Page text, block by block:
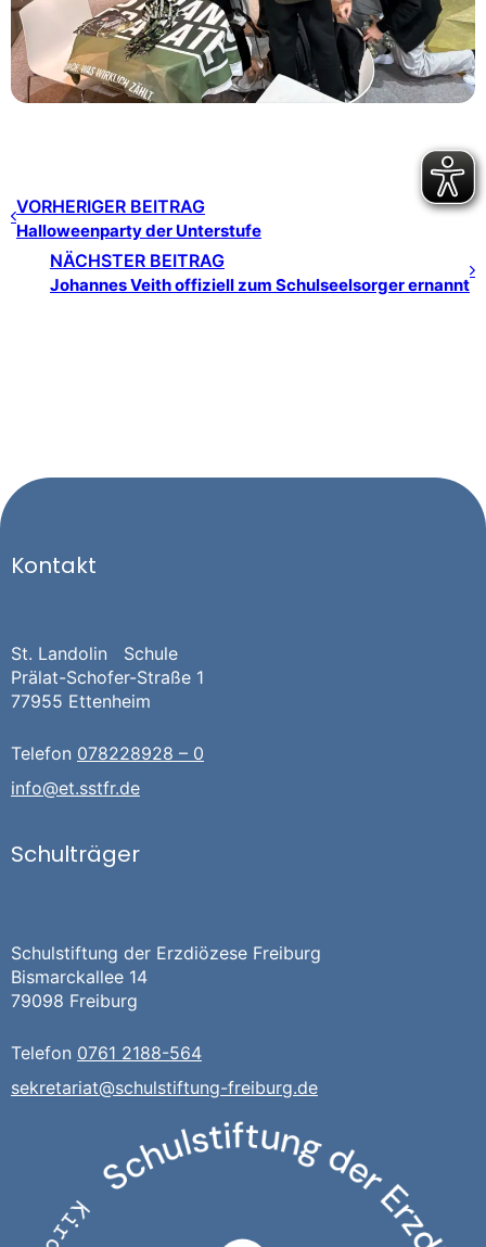
VORHERIGER BEITRAG
Halloweenparty der Unterstufe
NÄCHSTER BEITRAG
Johannes Veith offiziell zum Schulseelsorger ernannt
Kontakt
St. Landolin Schule
Prälat-Schofer-Straße 1
77955 Ettenheim
Telefon 078228928 – 0
info@et.sstfr.de
Schulträger
Schulstiftung der Erzdiözese Freiburg
Bismarckallee 14
79098 Freiburg
Telefon 0761 2188-564
sekretariat@schulstiftung-freiburg.de